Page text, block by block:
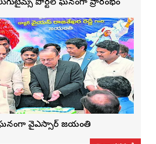
పోర్టల్ ఘనంగా ప్రారంభం
వైఎస్సార్‌ జయంతి